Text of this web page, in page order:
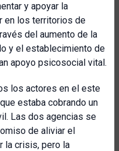
y apoyar la
en los territorios de
del aumento de la
y el establecimiento de
apoyo psicosocial vital.
los actores en el este
estaba cobrando un
Las dos agencias se
de aliviar el
la crisis, pero la